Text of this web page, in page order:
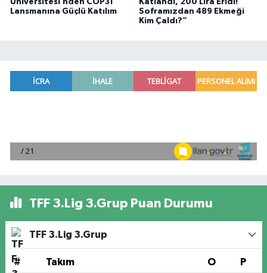
Üniversitesi’nden COP31
Lansmanına Güçlü Katılım
Katlandı, 200 Lira Eridi!
Soframızdan 489 Ekmeği
Kim Çaldı?”
TFF 3.Lig 3.Grup Puan Durumu
TFF 3.Lig 3.Grup
# Takım O P